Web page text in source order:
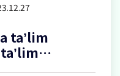
taʼlim